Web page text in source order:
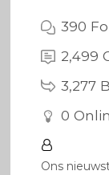
390
2,499
3,277
0
Ons